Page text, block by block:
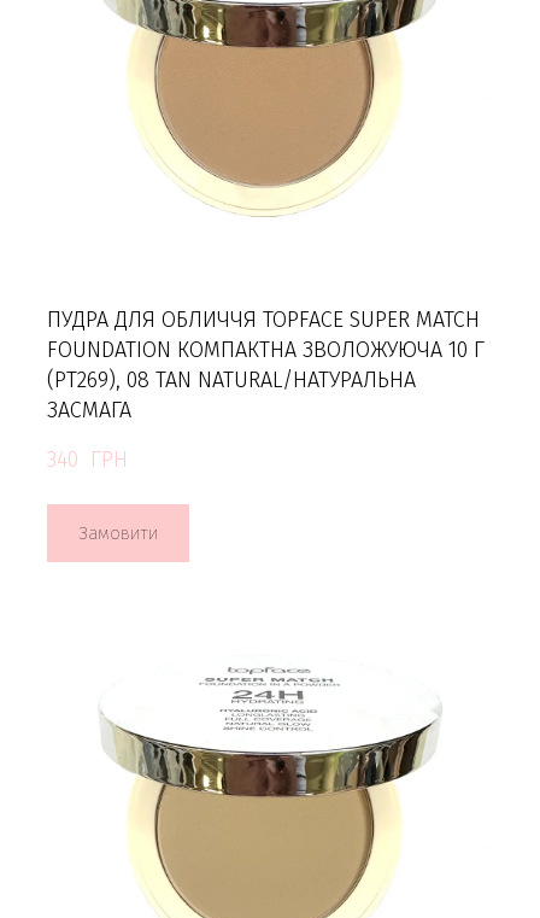
ПУДРА ДЛЯ ОБЛИЧЧЯ TOPFACE SUPER MATCH
FOUNDATION КОМПАКТНА ЗВОЛОЖУЮЧА 10 Г
(PT269), 08 TAN NATURAL/НАТУРАЛЬНА
ЗАСМАГА
340  ГРН
Замовити